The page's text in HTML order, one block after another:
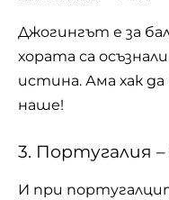
Джогингът е за
хората са
истина. Ама хак
наше!
3. Португалия –
И при